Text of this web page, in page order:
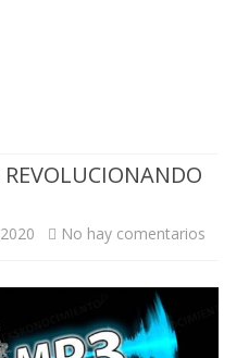
REVOLUCIONANDO
No hay comentarios